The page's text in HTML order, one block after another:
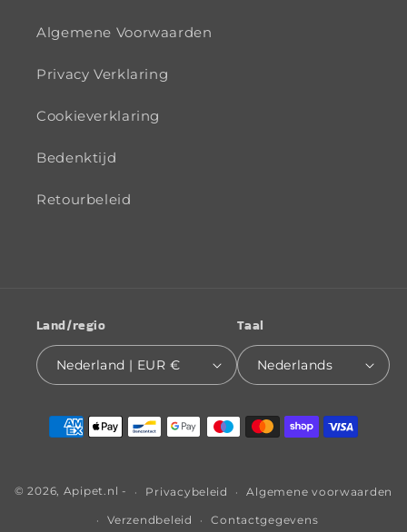
Algemene Voorwaarden
Privacy Verklaring
Cookieverklaring
Bedenktijd
Retourbeleid
Land/regio
Nederland | EUR €
Taal
Nederlands
© 2026, Apipet.nl - Privacybeleid Algemene voorwaarden
Verzendbeleid Contactgegevens